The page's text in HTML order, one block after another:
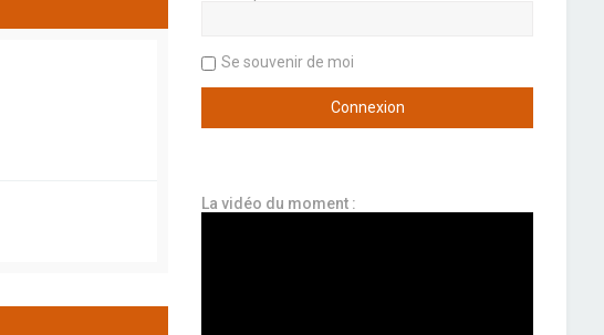
Se souvenir de moi
La vidéo du moment :